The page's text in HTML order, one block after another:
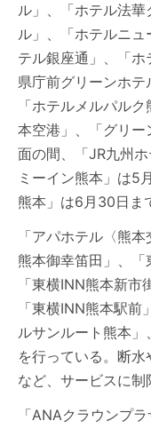
ル」、「ホテル法
ル」、「ホテルニ
テル銀座通」、「
県庁前グリーンホテ
「ホテルメルパル
本空港」、「グリー
面の間、「JR九州
ミーイン熊本」は5
熊本」は6月30日ま
「アパホテル〈熊
熊本御幸笛田」、「
「東横INN熊本新市
「東横INN熊本駅
ルサンルート熊本
を行っている。断
など、サービスに制
「ANAクラウンプ